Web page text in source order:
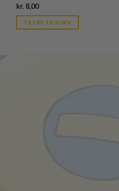
kr.8,00Current
is:
kr. 39,95.
TILFØJ TIL KURV